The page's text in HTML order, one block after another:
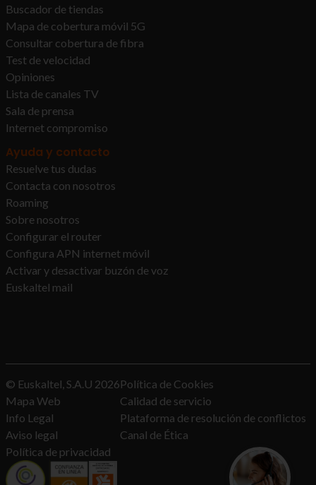
Buscador de tiendas
Mapa de cobertura móvil 5G
Consultar cobertura de fibra
Test de velocidad
Opiniones
Lista de canales TV
Sala de prensa
Internet compromiso
Ayuda y contacto
Resuelve tus dudas
Contacta con nosotros
Roaming
Sobre nosotros
Configurar el router
Configura APN internet móvil
Activar y desactivar buzón de voz
Euskaltel mail
© Euskaltel, S.A.U 2026
Mapa Web
Info Legal
Aviso legal
Política de privacidad
Política de Cookies
Calidad de servicio
Plataforma de resolución de conflictos
Canal de Ética
¿Quieres